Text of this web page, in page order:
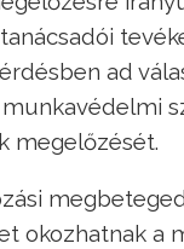
ad
megelőzését.
okozhatnak a